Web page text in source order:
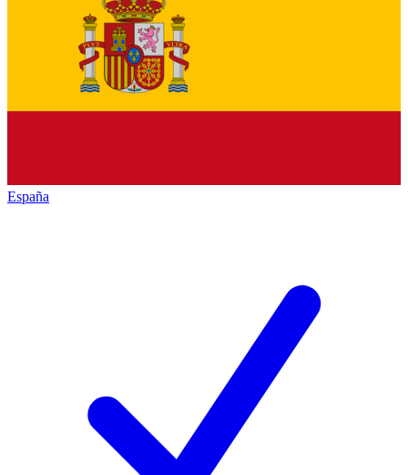
España